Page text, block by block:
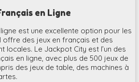
en Ligne
est une excellente option pour les
offre des jeux en français et des
locales. Le Jackpot City est l’un des
en ligne, avec plus de 500 jeux de
des jeux de table, des machines à